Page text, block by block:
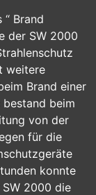
Brand
der SW 2000
weitere
Brand einer
beim
von der
für die
konnte
2000 die